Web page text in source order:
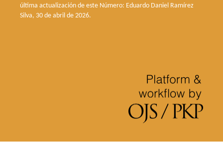
última actualización de este Número: Eduardo Daniel Ramírez
Silva, 30 de abril de 2026.